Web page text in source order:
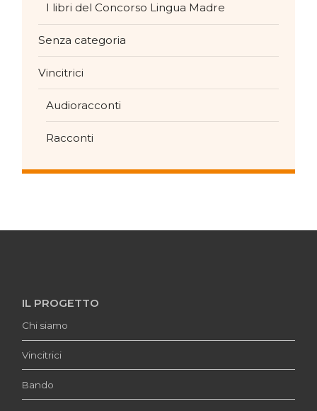
I libri del Concorso Lingua Madre
Senza categoria
Vincitrici
Audioracconti
Racconti
IL PROGETTO
Chi siamo
Vincitrici
Bando